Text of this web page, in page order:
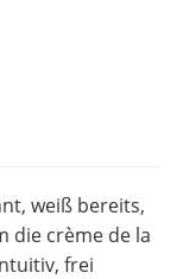
weiß bereits,
die crème de la
frei